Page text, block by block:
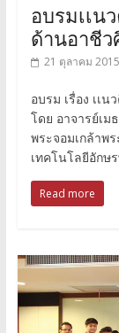
อบรมเเน
ด้านอาชีว
21 ตุลาคม 2015
อบรม เรื่อง เเ
โดย อาจารย์เม
พระจอมเกล้าพ
เทคโนโลยีอักษ
Read more